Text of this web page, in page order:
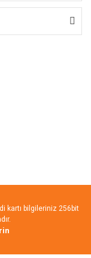
kartı bilgileriniz 256bit